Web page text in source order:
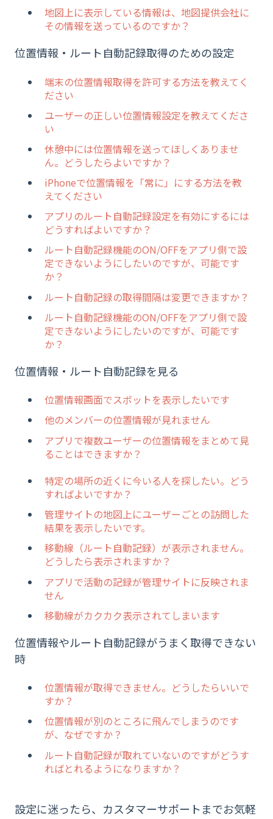
地図上に表示している情報は、地図提供会社に
その情報を送っているのですか？
位置情報・ルート自動記録取得のための設定
端末の位置情報取得を許可する方法を教えてく
ださい
ユーザーの正しい位置情報設定を教えてくださ
い
休憩中には位置情報を送ってほしくありませ
ん。どうしたらよいですか？
iPhoneで位置情報を「常に」にする方法を教
えてください
アプリのルート自動記録設定を有効にするには
どうすればよいですか？
ルート自動記録機能のON/OFFをアプリ側で設
定できないようにしたいのですが、可能です
か？
ルート自動記録の取得間隔は変更できますか？
ルート自動記録機能のON/OFFをアプリ側で設
定できないようにしたいのですが、可能です
か？
位置情報・ルート自動記録を見る
位置情報画面でスポットを表示したいです
他のメンバーの位置情報が見れません
アプリで複数ユーザーの位置情報をまとめて見
ることはできますか？
特定の場所の近くに今いる人を探したい。どう
すればよいですか？
管理サイトの地図上にユーザーごとの訪問した
結果を表示したいです。
移動線（ルート自動記録）が表示されません。
どうしたら表示されますか？
アプリで活動の記録が管理サイトに反映されま
せん
移動線がカクカク表示されてしまいます
位置情報やルート自動記録がうまく取得できない
時
位置情報が取得できません。どうしたらいいで
すか？
位置情報が別のところに飛んでしまうのです
が、なぜですか？
ルート自動記録が取れていないのですがどうす
ればとれるようになりますか？
設定に迷ったら、カスタマーサポートまでお気軽